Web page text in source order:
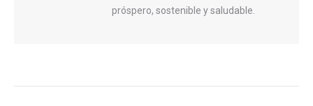
próspero, sostenible y saludable.